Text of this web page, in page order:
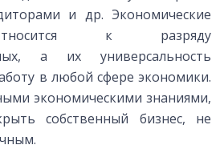
и др. Экономические
к разряду
а их универсальность
в любой сфере экономики.
экономическими знаниями,
собственный бизнес, не